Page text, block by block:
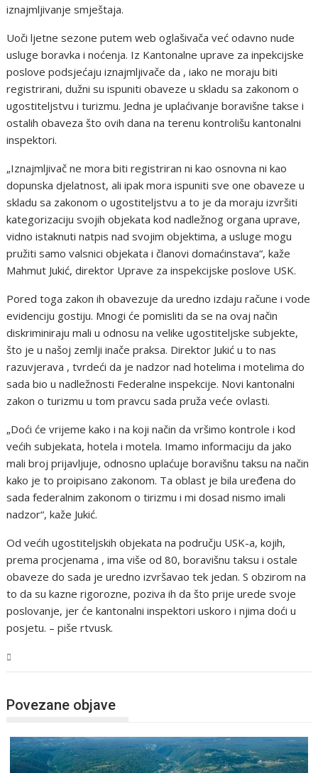
iznajmljivanje smještaja.
Uoči ljetne sezone putem web oglašivača već odavno nude
usluge boravka i noćenja. Iz Kantonalne uprave za inpekcijske
poslove podsjećaju iznajmljivače da , iako ne moraju biti
registrirani, dužni su ispuniti obaveze u skladu sa zakonom o
ugostiteljstvu i turizmu. Jedna je uplaćivanje boravišne takse i
ostalih obaveza što ovih dana na terenu kontrolišu kantonalni
inspektori.
„Iznajmljivač ne mora biti registriran ni kao osnovna ni kao
dopunska djelatnost, ali ipak mora ispuniti sve one obaveze u
skladu sa zakonom o ugostiteljstvu a to je da moraju izvršiti
kategorizaciju svojih objekata kod nadležnog organa uprave,
vidno istaknuti natpis nad svojim objektima, a usluge mogu
pružiti samo valsnici objekata i članovi domaćinstava“, kaže
Mahmut Jukić, direktor Uprave za inspekcijske poslove USK.
Pored toga zakon ih obavezuje da uredno izdaju račune i vode
evidenciju gostiju. Mnogi će pomisliti da se na ovaj način
diskriminiraju mali u odnosu na velike ugostiteljske subjekte,
što je u našoj zemlji inače praksa. Direktor Jukić u to nas
razuvjerava , tvrdeći da je nadzor nad hotelima i motelima do
sada bio u nadležnosti Federalne inspekcije. Novi kantonalni
zakon o turizmu u tom pravcu sada pruža veće ovlasti.
„Doći će vrijeme kako i na koji način da vršimo kontrole i kod
većih subjekata, hotela i motela. Imamo informaciju da jako
mali broj prijavljuje, odnosno uplaćuje boravišnu taksu na način
kako je to proipisano zakonom. Ta oblast je bila uređena do
sada federalnim zakonom o tirizmu i mi dosad nismo imali
nadzor“, kaže Jukić.
Od većih ugostiteljskih objekata na području USK-a, kojih,
prema procjenama , ima više od 80, boravišnu taksu i ostale
obaveze do sada je uredno izvršavao tek jedan. S obzirom na
to da su kazne rigorozne, poziva ih da što prije urede svoje
poslovanje, jer će kantonalni inspektori uskoro i njima doći u
posjetu. – piše rtvusk.
Povezane objave